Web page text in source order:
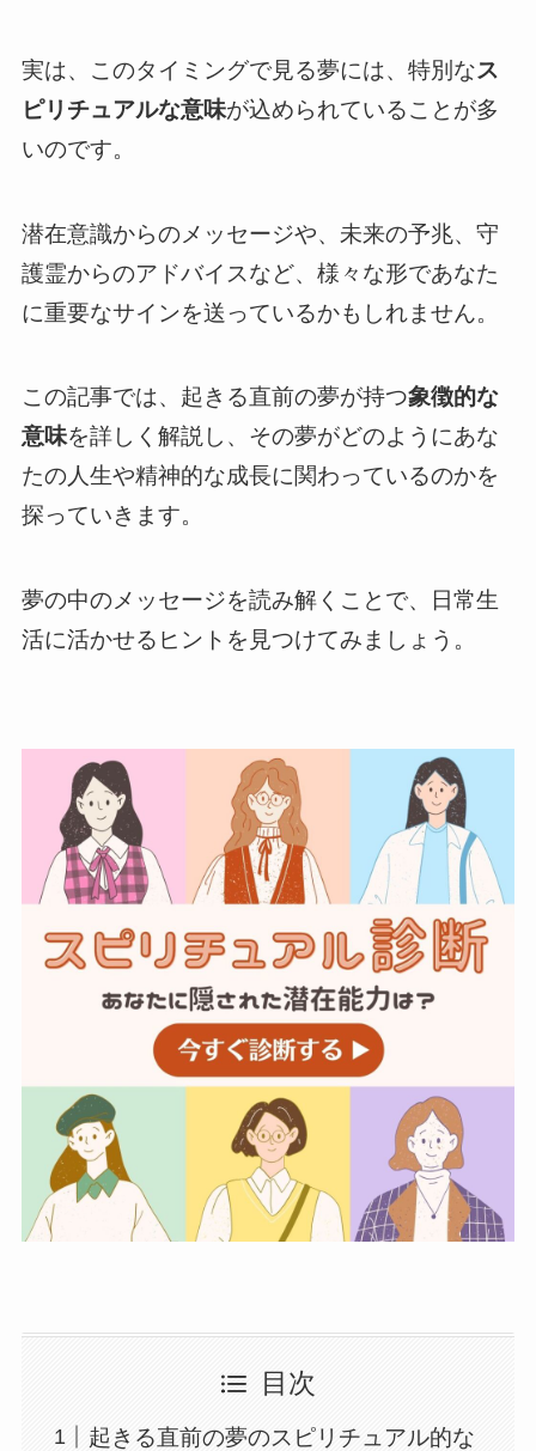
実は、このタイミングで見る夢には、特別なス
ピリチュアルな意味が込められていることが多
いのです。
潜在意識からのメッセージや、未来の予兆、守
護霊からのアドバイスなど、様々な形であなた
に重要なサインを送っているかもしれません。
この記事では、起きる直前の夢が持つ象徴的な
意味を詳しく解説し、その夢がどのようにあな
たの人生や精神的な成長に関わっているのかを
探っていきます。
夢の中のメッセージを読み解くことで、日常生
活に活かせるヒントを見つけてみましょう。
目次
起きる直前の夢のスピリチュアル的な